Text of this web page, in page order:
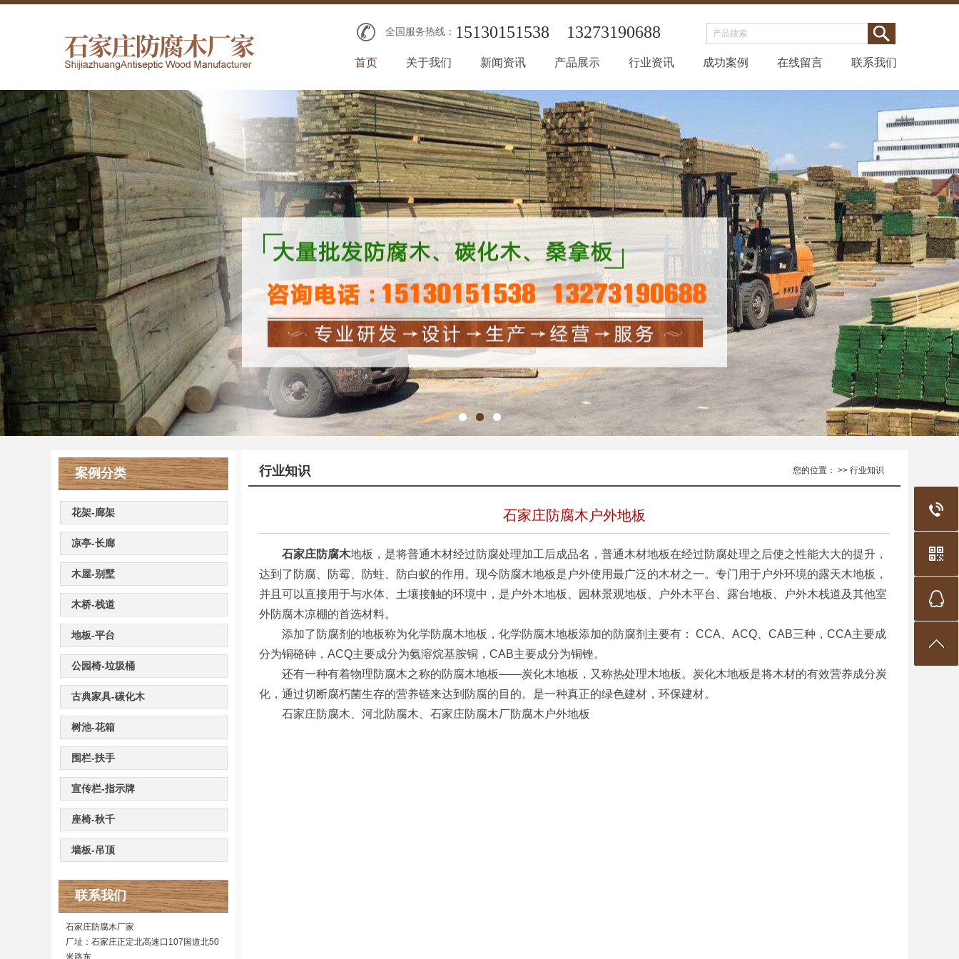
全国服务热线： 15130151538 13273190688
首页 关于我们 新闻资讯 产品展示 行业资讯 成功案例 在线留言 联系我们
案例分类
花架-廊架
凉亭-长廊
木屋-别墅
木桥-栈道
地板-平台
公园椅-垃圾桶
古典家具-碳化木
树池-花箱
围栏-扶手
宣传栏-指示牌
座椅-秋千
墙板-吊顶
联系我们
石家庄防腐木厂家
厂址：石家庄正定北高速口107国道北50
米路东
行业知识 您的位置： >> 行业知识
石家庄防腐木户外地板
石家庄防腐木地板，是将普通木材经过防腐处理加工后成品名，普通木材地板在经过防腐处理之后使之性能大大的提升，
达到了防腐、防霉、防蛀、防白蚁的作用。现今防腐木地板是户外使用最广泛的木材之一。专门用于户外环境的露天木地板，
并且可以直接用于与水体、土壤接触的环境中，是户外木地板、园林景观地板、户外木平台、露台地板、户外木栈道及其他室
外防腐木凉棚的首选材料。
添加了防腐剂的地板称为化学防腐木地板，化学防腐木地板添加的防腐剂主要有： CCA、ACQ、CAB三种，CCA主要成
分为铜硌砷，ACQ主要成分为氨溶烷基胺铜，CAB主要成分为铜锉。
还有一种有着物理防腐木之称的防腐木地板——炭化木地板，又称热处理木地板。炭化木地板是将木材的有效营养成分炭
化，通过切断腐朽菌生存的营养链来达到防腐的目的。是一种真正的绿色建材，环保建材。
石家庄防腐木、河北防腐木、石家庄防腐木厂防腐木户外地板